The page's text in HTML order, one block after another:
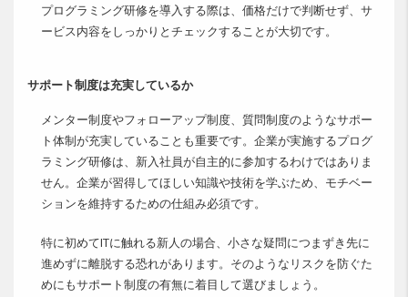
プログラミング研修を導入する際は、価格だけで判断せず、サ
ービス内容をしっかりとチェックすることが大切です。
サポート制度は充実しているか
メンター制度やフォローアップ制度、質問制度のようなサポー
ト体制が充実していることも重要です。企業が実施するプログ
ラミング研修は、新入社員が自主的に参加するわけではありま
せん。企業が習得してほしい知識や技術を学ぶため、モチベー
ションを維持するための仕組み必須です。
特に初めてITに触れる新人の場合、小さな疑問につまずき先に
進めずに離脱する恐れがあります。そのようなリスクを防ぐた
めにもサポート制度の有無に着目して選びましょう。